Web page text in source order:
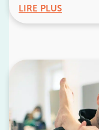
LIRE PLUSIK PARIS 17
Prenez
Prenez